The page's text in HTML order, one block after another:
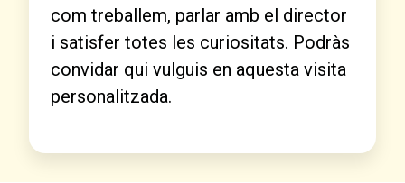
com treballem, parlar amb el director
i satisfer totes les curiositats. Podràs
convidar qui vulguis en aquesta visita
personalitzada.